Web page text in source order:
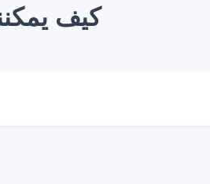
كيف